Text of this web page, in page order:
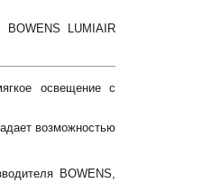
BOWENS LUMIAIR
освещение с
возможностью
BOWENS,